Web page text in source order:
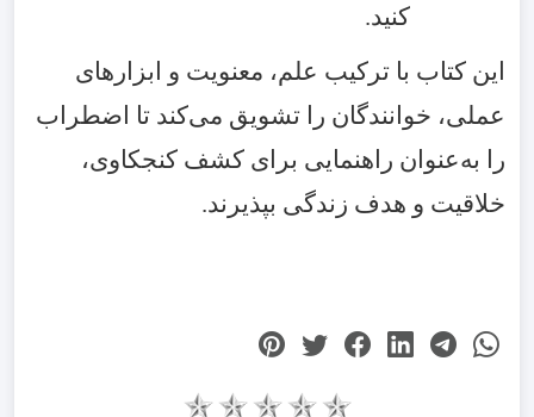
کنید.
این کتاب با ترکیب علم، معنویت و ابزارهای
عملی، خوانندگان را تشویق می‌کند تا اضطراب
را به‌عنوان راهنمایی برای کشف کنجکاوی،
خلاقیت و هدف زندگی بپذیرند.